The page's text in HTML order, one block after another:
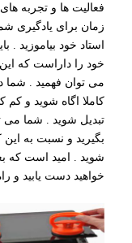
فعالیت ها و تجربه های
زمان برای یادگیری
استاد خود بیاموزید .
خود را داراست که
می توان فهمید . شما
کاملا اگاه شوید و
تبدیل شوید . شما می
بگیرید و نسبت به این
شوید . امید است که
خواهید دست یابید و